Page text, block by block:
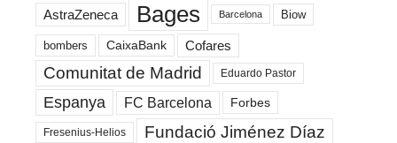
AstraZeneca Bages Barcelona Biow
bombers CaixaBank Cofares
Comunitat de Madrid Eduardo Pastor
Espanya FC Barcelona Forbes
Fresenius-Helios Fundació Jiménez Díaz